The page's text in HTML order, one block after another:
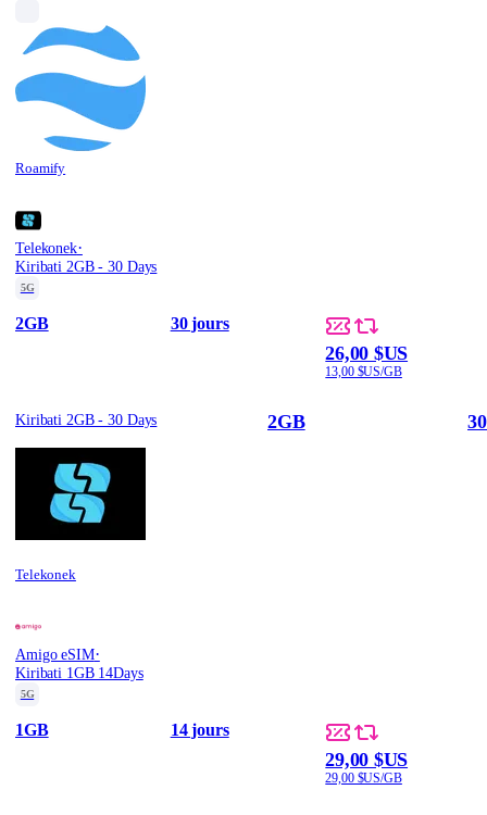
Roamify
Telekonek·
Kiribati 2GB - 30 Days
5G
2GB 30 jours
26,00 $US
13,00 $US/GB
Kiribati 2GB - 30 Days
Telekonek
2GB
Amigo eSIM·
Kiribati 1GB 14Days
5G
1GB 14 jours
29,00 $US
29,00 $US/GB